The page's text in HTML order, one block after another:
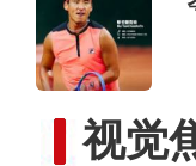
视觉